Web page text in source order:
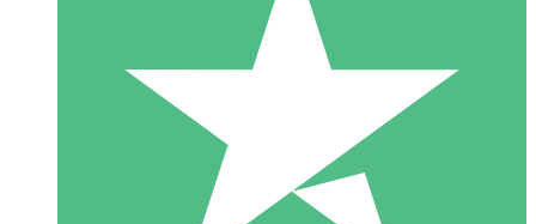
Individuella Kreditpaket
Betala per användning med nedladdningskrediter. Inget
1 Nedladdningar
10 00